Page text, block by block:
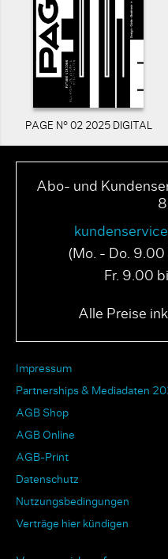
PAGE N° 02 2025 DIGITAL
Abo- und
(Mo. - Do.
Fr. 9.00
Alle Preise
Impressum
Partnerships & Mediadaten
AGB Shop
AGB Online
AGB-Print
Datenschutz
Nutzungsbedingungen
Verträge hier kündigen